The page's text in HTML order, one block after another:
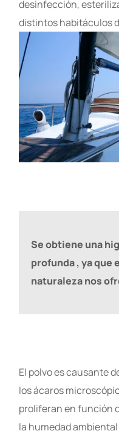
desinfección,
distintos habitáculos
Se obtiene una
profunda , ya que
naturaleza nos
El polvo es causante
los ácaros
proliferan en función
la humedad